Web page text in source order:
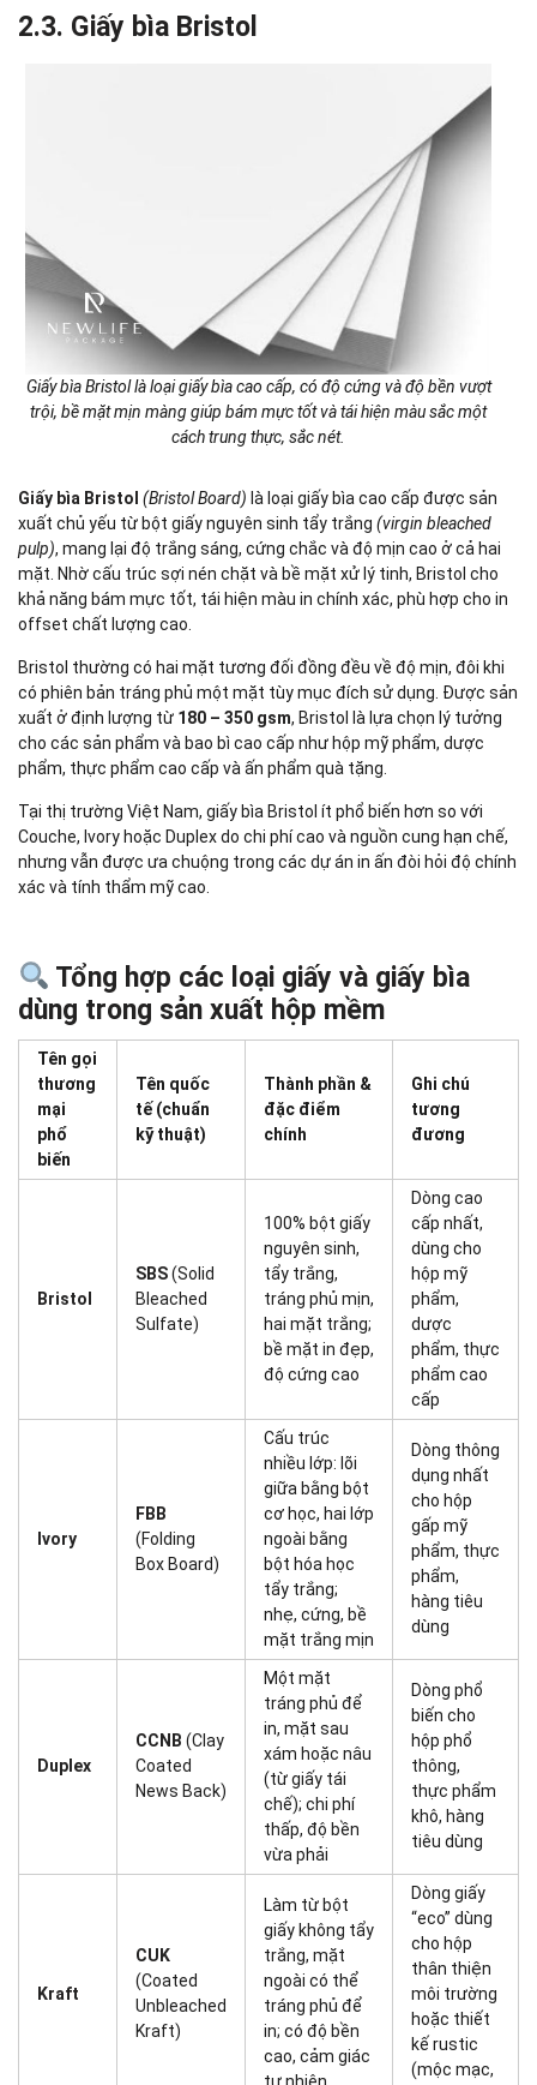
2.3. Giấy bìa Bristol
Giấy bìa Bristol là loại giấy bìa cao cấp, có độ cứng và độ bền vượt
trội, bề mặt mịn màng giúp bám mực tốt và tái hiện màu sắc một
cách trung thực, sắc nét.
Giấy bìa Bristol (Bristol Board) là loại giấy bìa cao cấp được sản
xuất chủ yếu từ bột giấy nguyên sinh tẩy trắng (virgin bleached
pulp), mang lại độ trắng sáng, cứng chắc và độ mịn cao ở cả hai
mặt. Nhờ cấu trúc sợi nén chặt và bề mặt xử lý tinh, Bristol cho
khả năng bám mực tốt, tái hiện màu in chính xác, phù hợp cho in
offset chất lượng cao.
Bristol thường có hai mặt tương đối đồng đều về độ mịn, đôi khi
có phiên bản tráng phủ một mặt tùy mục đích sử dụng. Được sản
xuất ở định lượng từ 180 – 350 gsm, Bristol là lựa chọn lý tưởng
cho các sản phẩm và bao bì cao cấp như hộp mỹ phẩm, dược
phẩm, thực phẩm cao cấp và ấn phẩm quà tặng.
Tại thị trường Việt Nam, giấy bìa Bristol ít phổ biến hơn so với
Couche, Ivory hoặc Duplex do chi phí cao và nguồn cung hạn chế,
nhưng vẫn được ưa chuộng trong các dự án in ấn đòi hỏi độ chính
xác và tính thẩm mỹ cao.
Tổng hợp các loại giấy và giấy bìa
dùng trong sản xuất hộp mềm
Tên gọi
thương
mại
phổ
biến
Tên quốc
tế (chuẩn
kỹ thuật)
Thành phần &
đặc điểm
chính
Ghi chú
tương
đương
Bristol
SBS(Solid
Bleached
Sulfate)
100% bột giấy
nguyên sinh,
tẩy trắng,
tráng phủ mịn,
hai mặt trắng;
bề mặt in đẹp,
độ cứng cao
Dòng cao
cấp nhất,
dùng cho
hộp mỹ
phẩm,
dược
phẩm, thực
phẩm cao
cấp
Ivory
FBB
(Folding
Box Board)
Cấu trúc
nhiều lớp: lõi
giữa bằng bột
cơ học, hai lớp
ngoài bằng
bột hóa học
tẩy trắng;
nhẹ, cứng, bề
mặt trắng mịn
Dòng thông
dụng nhất
cho hộp
gấp mỹ
phẩm, thực
phẩm,
hàng tiêu
dùng
Duplex
CCNB (Clay
Coated
News Back)
Một mặt
tráng phủ để
in, mặt sau
xám hoặc nâu
(từ giấy tái
chế); chi phí
thấp, độ bền
vừa phải
Dòng phổ
biến cho
hộp phổ
thông,
thực phẩm
khô, hàng
tiêu dùng
Kraft
CUK
(Coated
Unbleached
Kraft)
Làm từ bột
giấy không tẩy
trắng, mặt
ngoài có thể
tráng phủ để
in; có độ bền
cao, cảm giác
Dòng giấy
“eco” dùng
cho hộp
thân thiện
môi trường
hoặc thiết
kế rustic
(mộc mạc,